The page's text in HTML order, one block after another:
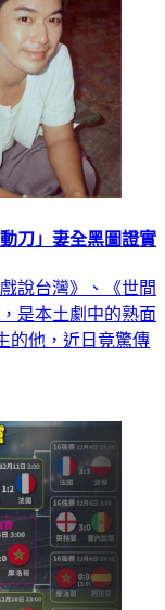
刀」妻全黑圖證實
說台灣》、《世間
是本土劇中的熟面
的他，近日竟驚傳